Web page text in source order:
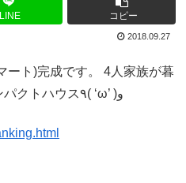
LINE コピー
2018.09.27
ート)完成です。 4人家族が暮
らす必要最低限に抑えたコンパクトハウス٩( ‘ω’ )و